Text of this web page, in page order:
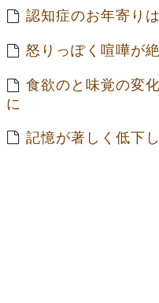
認知症のお年寄り
怒りっぽく喧嘩が
食欲のと味覚の変
に
記憶が著しく低下